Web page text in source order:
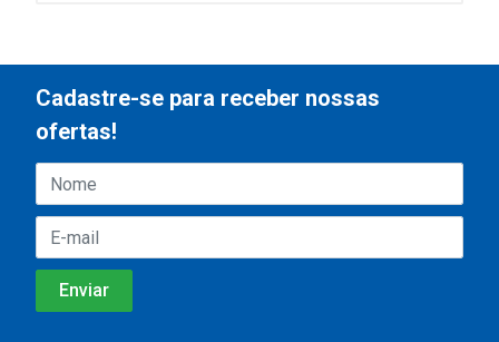
Cadastre-se para receber nossas
ofertas!